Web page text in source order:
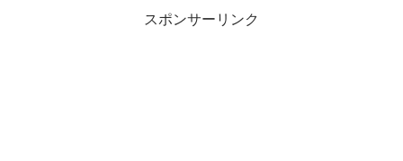
スポンサーリンク